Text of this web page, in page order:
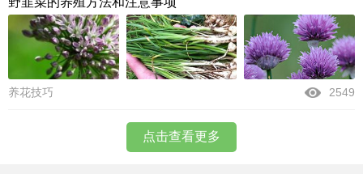
养花技巧 2549
点击查看更多